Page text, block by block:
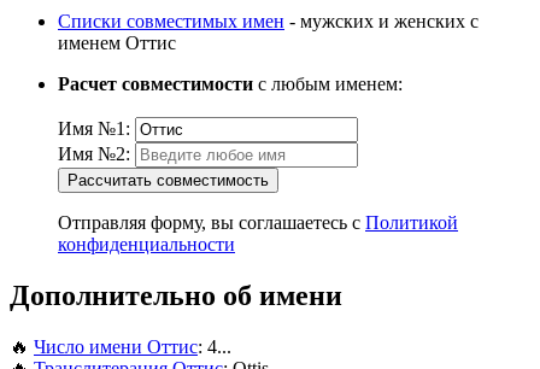
Списки совместимых имен - мужских и женских с
именем Оттис
Расчет совместимости с любым именем:
Имя №1:
Имя №2:
Рассчитать совместимость
Отправляя форму, вы соглашаетесь с Политикой
конфиденциальности
Дополнительно об имени
🔥 Число имени Оттис: 4...